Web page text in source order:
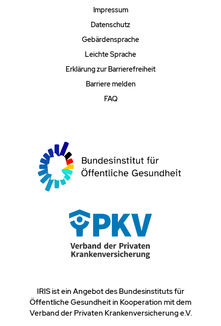
Impressum
Datenschutz
Gebärdensprache
Leichte Sprache
Erklärung zur Barrierefreiheit
Barriere melden
FAQ
IRIS ist ein Angebot des Bundesinstituts für
Öffentliche Gesundheit in Kooperation mit dem
Verband der Privaten Krankenversicherung e.V.